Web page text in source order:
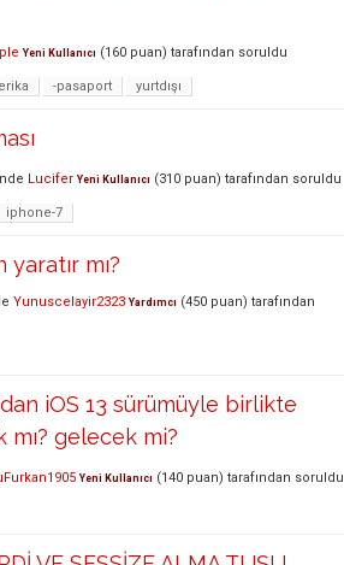
Yeni Kullanıcı (160 puan) tarafından soruldu
-pasaport yurtdışı
Lucifer Yeni Kullanıcı (310 puan) tarafından soruldu
iphone-7
mı?
Yunuscelayir2323 Yardımcı (450 puan) tarafından
iOS 13 sürümüyle birlikte
gelecek mi?
Yeni Kullanıcı (140 puan) tarafından soruldu